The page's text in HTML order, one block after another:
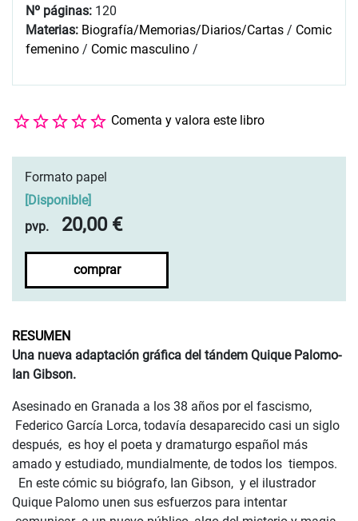
Nº páginas: 120
Materias: Biografía/Memorias/Diarios/Cartas / Comic
femenino / Comic masculino /
Comenta y valora este libro
Formato papel
[Disponible]
pvp.
20,00 €
comprar
RESUMEN
Una nueva adaptación gráfica del tándem Quique Palomo-
Ian Gibson.
Asesinado en Granada a los 38 años por el fascismo,
Federico García Lorca, todavía desaparecido casi un siglo
después, es hoy el poeta y dramaturgo español más
amado y estudiado, mundialmente, de todos los tiempos.
En este cómic su biógrafo, Ian Gibson, y el ilustrador
Quique Palomo unen sus esfuerzos para intentar